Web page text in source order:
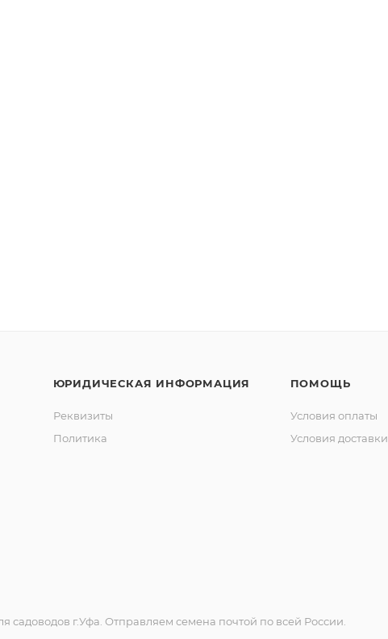
ЮРИДИЧЕСКАЯ ИНФОРМАЦИЯ
Реквизиты
Политика
ПОМОЩЬ
Условия оплаты
Условия доставки
г.Уфа. Отправляем семена почтой по всей России.